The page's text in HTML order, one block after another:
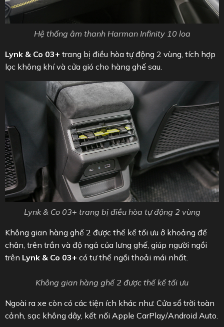
Hệ thống âm thanh Harman Infinity 10 loa
Lynk & Co 03+ trang bị điều hòa tự động 2 vùng, tích hợp
lọc không khí và cửa gió cho hàng ghế sau.
Lynk & Co 03+ trang bị điều hòa tự động 2 vùng
Không gian hàng ghế 2 được thế kế tối ưu ở khoảng để
chân, trên trần và độ ngả của lưng ghế, giúp người ngồi
trên Lynk & Co 03+ có tư thế ngồi thoải mái nhất.